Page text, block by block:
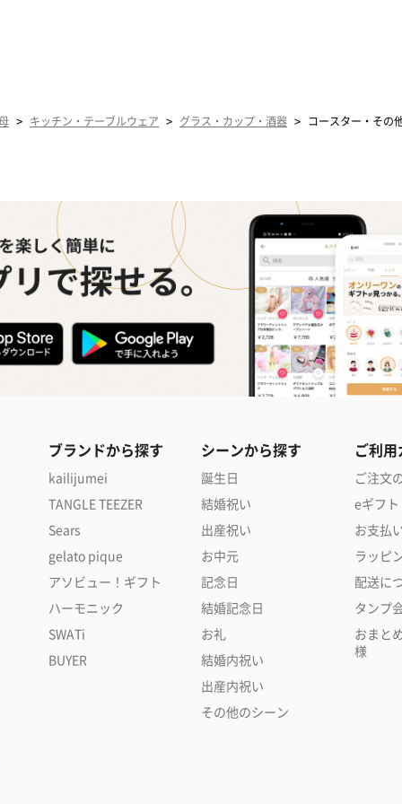
> キッチン・テーブルウェア > グラス・カップ・酒器 > コースター・その
ブランドから探す
kailijumei
TANGLE TEEZER
Sears
gelato pique
アソビュー！ギフト
ハーモニック
SWATi
BUYER
シーンから探す
誕生日
結婚祝い
出産祝い
お中元
記念日
結婚記念日
お礼
結婚内祝い
出産内祝い
その他のシーン
ご利
ご注文
eギフト
お支払
ラッピ
配送に
タンプ
おまと
様